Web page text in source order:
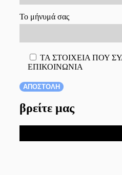
Το μήνυμά σας
ΤΑ ΣΤΟΙΧΕΙΑ ΠΟΥ
ΕΠΙΚΟΙΝΩΝΙΑ
βρείτε μας